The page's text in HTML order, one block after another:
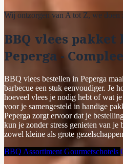
Wij ontzorgen van A tot Z, we doen
BBQ vlees pakket
Peperga -
BBQ vlees bestellen in Peperga
barbecue een stuk eenvoudiger. Je
hoeveel vlees je nodig hebt of wat
voor je samengesteld in handige
Peperga zorgt ervoor dat je
kun je zonder stress genieten van
zowel kleine als grote
BBQ Assortiment Gourmetschotels